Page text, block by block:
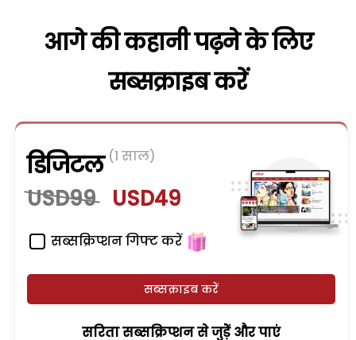
आगे की कहानी पढ़ने के लिए
सब्सक्राइब करें
डिजिटल (1 साल)
USD99 USD49
सब्सक्रिप्शन गिफ्ट करें
सब्सक्राइब करें
सरिता सब्सक्रिप्शन से जुड़ेें और पाएं